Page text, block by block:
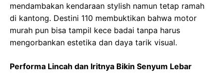
mendambakan kendaraan stylish namun tetap ramah
di kantong. Destini 110 membuktikan bahwa motor
murah pun bisa tampil kece badai tanpa harus
mengorbankan estetika dan daya tarik visual.
Performa Lincah dan Iritnya Bikin Senyum Lebar